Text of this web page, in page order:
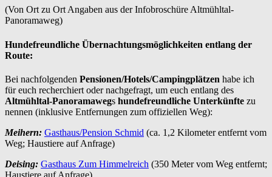
(Von Ort zu Ort Angaben aus der Infobroschüre Altmühltal-
Panoramaweg)
Hundefreundliche Übernachtungsmöglichkeiten entlang der
Route:
Bei nachfolgenden Pensionen/Hotels/Campingplätzen habe ich
für euch recherchiert oder nachgefragt, um euch entlang des
Altmühltal-Panoramawegs hundefreundliche Unterkünfte zu
nennen (inklusive Entfernungen zum offiziellen Weg):
Meihern: Gasthaus/Pension Schmid (ca. 1,2 Kilometer entfernt vom
Weg; Haustiere auf Anfrage)
Deising: Gasthaus Zum Himmelreich (350 Meter vom Weg entfernt;
Haustiere auf Anfrage)